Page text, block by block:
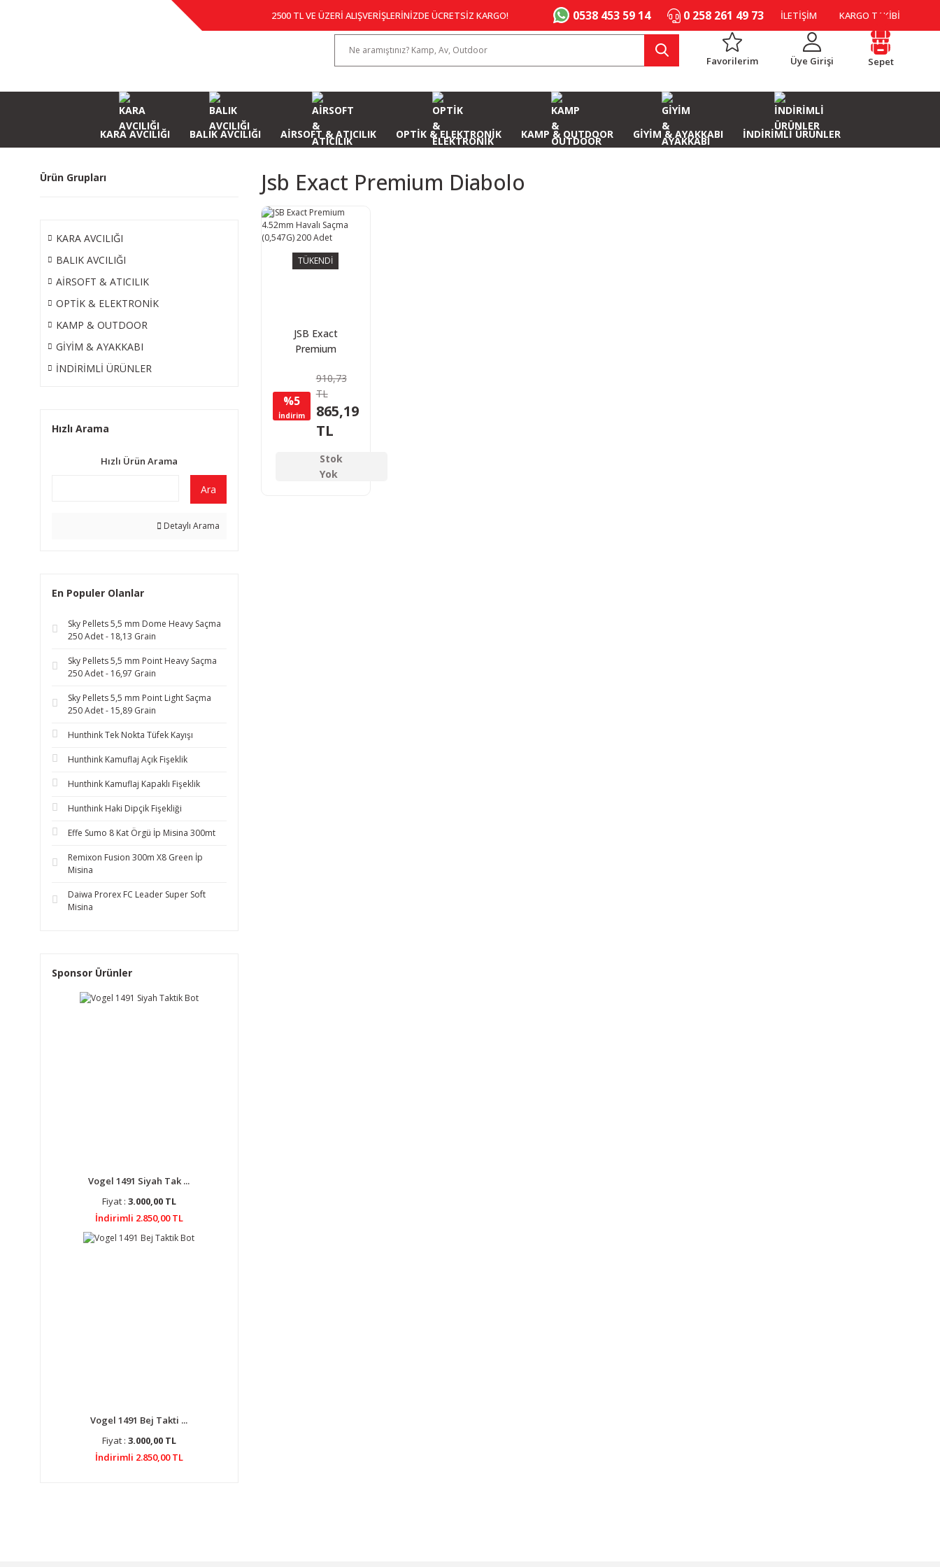
2500 TL VE ÜZERİ ALIŞVERİŞLERİNİZDE ÜCRETSİZ KARGO! 0538 453 59 14 0 258 261 49 73 İLETİŞİM KARGO TAKİBİ
Favorilerim Üye Girişi Sepet
KARA AVCILIĞI BALIK AVCILIĞI AİRSOFT & ATICILIK OPTİK & ELEKTRONİK KAMP & OUTDOOR GİYİM & AYAKKABI İNDİRİMLİ ÜRÜNLER
Ürün Grupları
KARA AVCILIĞI
BALIK AVCILIĞI
AİRSOFT & ATICILIK
OPTİK & ELEKTRONİK
KAMP & OUTDOOR
GİYİM & AYAKKABI
İNDİRİMLİ ÜRÜNLER
Hızlı Arama
Hızlı Ürün Arama
Ara
Detaylı Arama
En Populer Olanlar
Sky Pellets 5,5 mm Dome Heavy Saçma
250 Adet - 18,13 Grain
Sky Pellets 5,5 mm Point Heavy Saçma
250 Adet - 16,97 Grain
Sky Pellets 5,5 mm Point Light Saçma
250 Adet - 15,89 Grain
Hunthink Tek Nokta Tüfek Kayışı
Hunthink Kamuflaj Açık Fişeklik
Hunthink Kamuflaj Kapaklı Fişeklik
Hunthink Haki Dipçik Fişekliği
Effe Sumo 8 Kat Örgü İp Misina 300mt
Remixon Fusion 300m X8 Green İp
Misina
Daiwa Prorex FC Leader Super Soft
Misina
Sponsor Ürünler
Vogel 1491 Siyah Tak ...
Fiyat : 3.000,00 TL
İndirimli 2.850,00 TL
Vogel 1491 Bej Takti ...
Fiyat : 3.000,00 TL
İndirimli 2.850,00 TL
Jsb Exact Premium Diabolo
TÜKENDİ
JSB Exact
Premium
Saçma (0,547G)
200 Adet
%5
İndirim
910,73
TL
865,19
TL
Stok
Yok